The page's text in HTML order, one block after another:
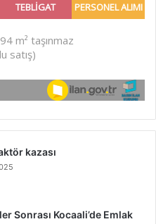
kazası
Sonrası Kocaali’de Emlak